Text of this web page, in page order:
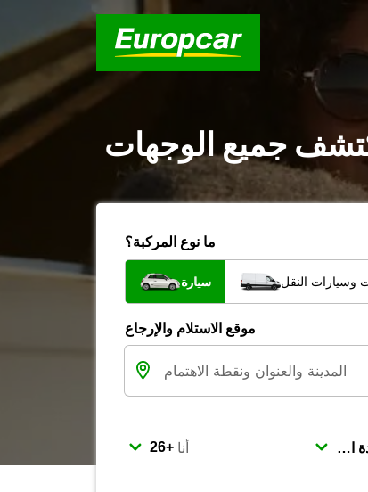
جميع الوجهات
ما نوع المركبة؟
سيارة وسيارات النقل
موقع الاستلام والإرجاع
أنا